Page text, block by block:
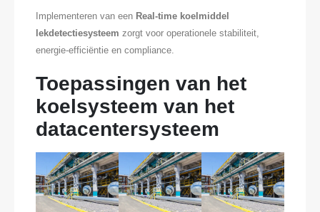
Implementeren van een Real-time koelmiddel
lekdetectiesysteem zorgt voor operationele stabiliteit,
energie-efficiëntie en compliance.
Toepassingen van het
koelsysteem van het
datacentersysteem